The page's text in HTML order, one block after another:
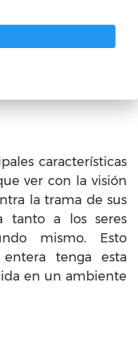
clásicos que
para el curso de la
dentro de las
características
ver con la visión
la trama de sus
tanto a los seres
mismo. Esto
tenga esta
en un ambiente